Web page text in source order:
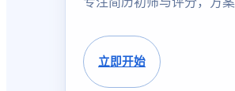
立即开始